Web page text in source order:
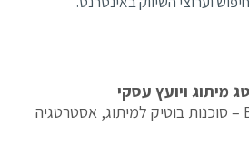
מיתוג ויועץ עסקי
מייסד ומנכ"ל Brandwiz – סוכנות בוטיק למיתוג, אסטרטגיה